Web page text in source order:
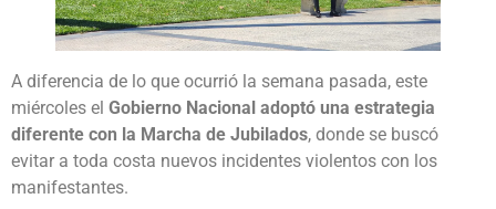
A diferencia de lo que ocurrió la semana pasada, este
miércoles el Gobierno Nacional adoptó una estrategia
diferente con la Marcha de Jubilados, donde se buscó
evitar a toda costa nuevos incidentes violentos con los
manifestantes.